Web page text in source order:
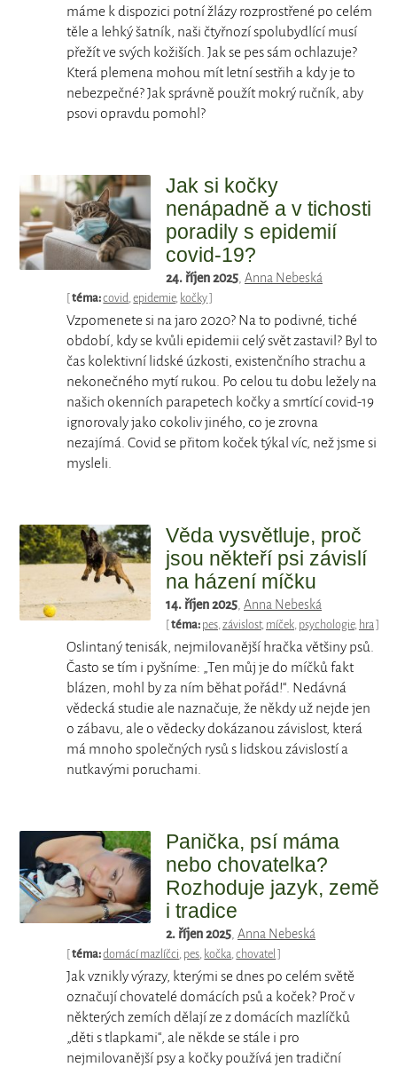
máme k dispozici potní žlázy rozprostřené po celém
těle a lehký šatník, naši čtyřnozí spolubydlící musí
přežít ve svých kožiších. Jak se pes sám ochlazuje?
Která plemena mohou mít letní sestřih a kdy je to
nebezpečné? Jak správně použít mokrý ručník, aby
psovi opravdu pomohl?
Jak si kočky
nenápadně a v tichosti
poradily s epidemií
covid-19?
24. říjen 2025 Anna Nebeská
[téma:covid ,epidemie, kočky]
Vzpomenete si na jaro 2020? Na to podivné, tiché
období, kdy se kvůli epidemii celý svět zastavil? Byl to
čas kolektivní lidské úzkosti, existenčního strachu a
nekonečného mytí rukou. Po celou tu dobu ležely na
našich okenních parapetech kočky a smrtící covid-19
ignorovaly jako cokoliv jiného, co je zrovna
nezajímá. Covid se přitom koček týkal víc, než jsme si
mysleli.
Věda vysvětluje, proč
jsou někteří psi závislí
na házení míčku
14. říjen 2025 Anna Nebeská
[téma: pes závislost, míček psychologie, hra ]
Oslintaný tenisák, nejmilovanější hračka většiny psů.
Často se tím i pyšníme: „Ten můj je do míčků fakt
blázen, mohl by za ním běhat pořád!“. Nedávná
vědecká studie ale naznačuje, že někdy už nejde jen
o zábavu, ale o vědecky dokázanou závislost, která
má mnoho společných rysů s lidskou závislostí a
nutkavými poruchami.
Panička, psí máma
nebo chovatelka?
Rozhoduje jazyk, země
i tradice
2. říjen 2025 Anna Nebeská
[téma:domácí mazlíčci pes kočka ,chovatel ]
Jak vznikly výrazy, kterými se dnes po celém světě
označují chovatelé domácích psů a koček? Proč v
některých zemích dělají ze z domácích mazlíčků
„děti s tlapkami“, ale někde se stále i pro
nejmilovanější psy a kočky používá jen tradiční